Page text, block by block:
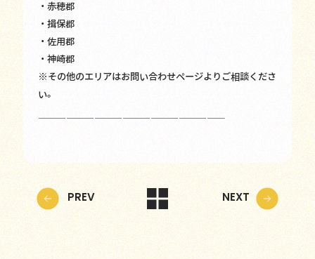
・赤穂郡
・揖保郡
・佐用郡
・神崎郡
※その他のエリアはお問い合わせページよりご相談くださ
い。
————————————————————
PREV NEXT